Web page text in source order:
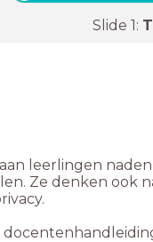
Slide 1:
leerlingen
Ze denken ook